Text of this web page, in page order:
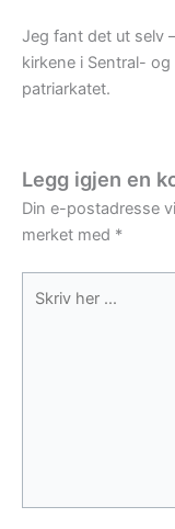
Jeg fant det ut selv
kirkene i Sentral-
patriarkatet.
Legg igjen en
Din e-postadresse
merket med *
her